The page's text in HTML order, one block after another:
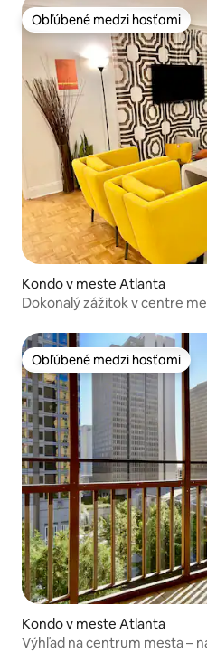
Obľúbené medzi hosťami
Obľúbené medzi hosťami
Kondo v meste Atlanta
Dokonalý zážitok v centre
Obľúbené medzi hosťami
Obľúbené medzi hosťami
Kondo v meste Atlanta
Výhľad na centrum mesta –